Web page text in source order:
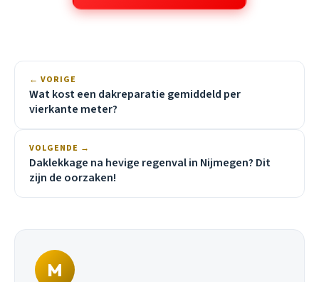
← VORIGE
Wat kost een dakreparatie gemiddeld per
vierkante meter?
VOLGENDE →
Daklekkage na hevige regenval in Nijmegen? Dit
zijn de oorzaken!
M